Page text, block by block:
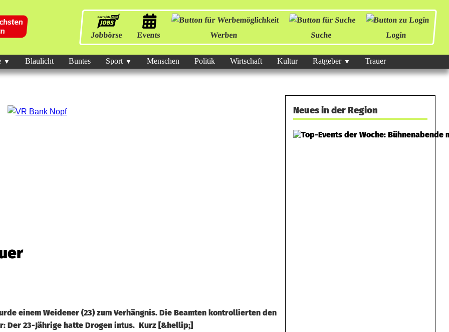
Jobbörse Events Werben Suche Login
Blaulicht Buntes Sport Menschen Politik Wirtschaft Kultur Ratgeber Trauer
einem Weidener (23) zum Verhängnis. Die Beamten kontrollierten den
Der 23-Jährige hatte Drogen intus. Kurz [&hellip;]
Neues in der Region